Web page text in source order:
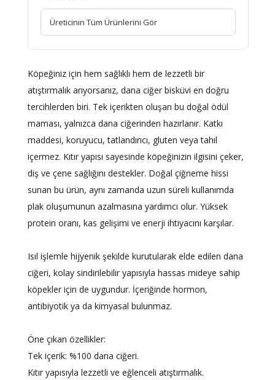
Üreticinin Tüm Ürünlerini Gör
Köpeğiniz için hem sağlıklı hem de lezzetli bir
atıştırmalık arıyorsanız, dana ciğer bisküvi en doğru
tercihlerden biri. Tek içerikten oluşan bu doğal ödül
maması, yalnızca dana ciğerinden hazırlanır. Katkı
maddesi, koruyucu, tatlandırıcı, gluten veya tahıl
içermez. Kıtır yapısı sayesinde köpeğinizin ilgisini çeker,
diş ve çene sağlığını destekler. Doğal çiğneme hissi
sunan bu ürün, aynı zamanda uzun süreli kullanımda
plak oluşumunun azalmasına yardımcı olur. Yüksek
protein oranı, kas gelişimi ve enerji ihtiyacını karşılar.
Isıl işlemle hijyenik şekilde kurutularak elde edilen dana
ciğeri, kolay sindirilebilir yapısıyla hassas mideye sahip
köpekler için de uygundur. İçeriğinde hormon,
antibiyotik ya da kimyasal bulunmaz.
Öne çıkan özellikler:
Tek içerik: %100 dana ciğeri.
Kıtır yapısıyla lezzetli ve eğlenceli atıştırmalık.